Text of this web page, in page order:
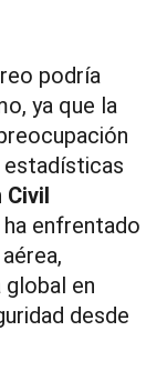
podría
ya que la
estadísticas
ha enfrentado
global en
desde